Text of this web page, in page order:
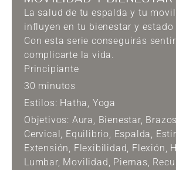
La salud de tu espalda y tu
influyen en tu bienestar y estado
Con esta serie conseguirás
complicarte la vida.
Principiante
30 minutos
Estilos: Hatha, Yoga
Objetivos: Aura, Bienestar, Brazos
Cervical , Equilibrio, Espalda,
Extensión, Flexibilidad, Flexión,
Lumbar, Movilidad, Piernas,